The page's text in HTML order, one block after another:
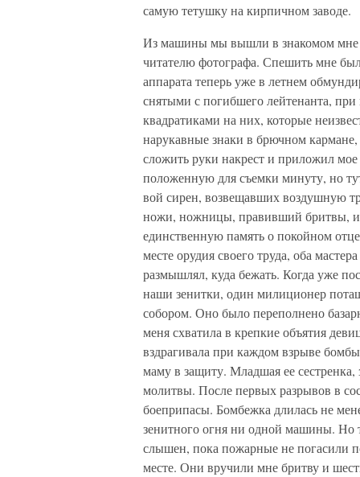
самую тетушку на кирпичном заводе.
Из машины мы вышли в знакомом мне
читателю фотографа. Спешить мне
аппарата теперь уже в летнем
снятыми с погибшего лейтенанта,
квадратиками на них, которые
нарукавные знаки в брючном
сложить руки накрест и приложил
положенную для съемки минуту, но
вой сирен, возвещавших воздушную
ножи, ножницы, правивший бритвы, и
единственную память о покойном
месте орудия своего труда, оба
размышлял, куда бежать. Когда уже
наши зенитки, один милиционер
собором. Оно было переполнено
меня схватила в крепкие объятия
вздрагивала при каждом взрыве
маму в защиту. Младшая ее
молитвы. После первых разрывов в
боеприпасы. Бомбежка длилась не
зенитного огня ни одной машины. Но
слышен, пока пожарные не погасили
месте. Они вручили мне бритву и